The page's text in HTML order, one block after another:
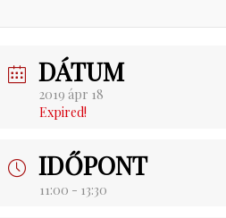
DÁTUM
2019 ápr 18
Expired!
IDŐPONT
11:00 - 13:30